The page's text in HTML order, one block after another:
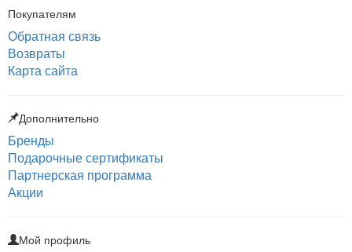
Покупателям
Обратная связь
Возвраты
Карта сайта
Дополнительно
Бренды
Подарочные сертификаты
Партнерская программа
Акции
Мой профиль